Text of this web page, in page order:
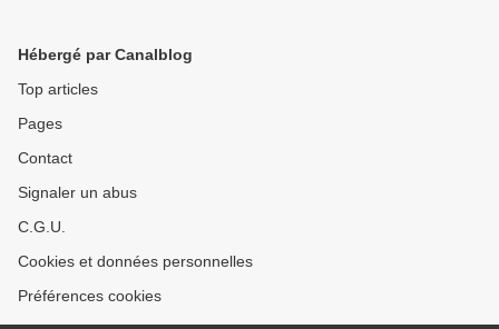
Hébergé par Canalblog
Top articles
Pages
Contact
Signaler un abus
C.G.U.
Cookies et données personnelles
Préférences cookies